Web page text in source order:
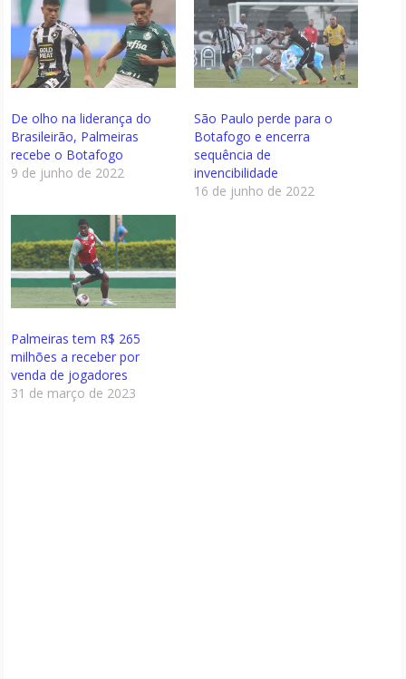
De olho na liderança do
Brasileirão, Palmeiras
recebe o Botafogo
9 de junho de 2022
São Paulo perde para o
Botafogo e encerra
sequência de
invencibilidade
16 de junho de 2022
Palmeiras tem R$ 265
milhões a receber por
venda de jogadores
31 de março de 2023